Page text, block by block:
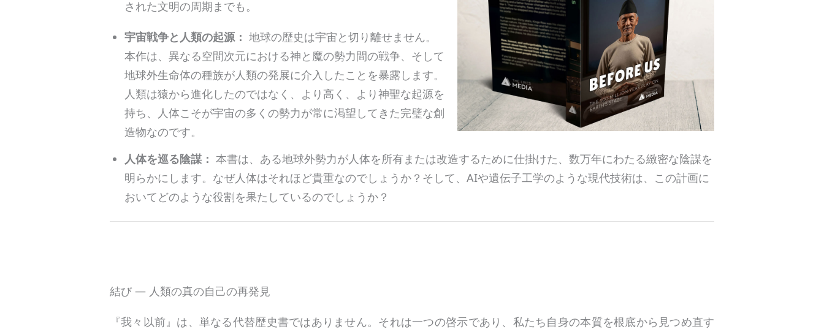
された文明の周期までも。
宇宙戦争と人類の起源： 地球の歴史は宇宙と切り離せません。
本作は、異なる空間次元における神と魔の勢力間の戦争、そして
地球外生命体の種族が人類の発展に介入したことを暴露します。
人類は猿から進化したのではなく、より高く、より神聖な起源を
持ち、人体こそが宇宙の多くの勢力が常に渇望してきた完璧な創
造物なのです。
人体を巡る陰謀： 本書は、ある地球外勢力が人体を所有または改造するために仕掛けた、数万年にわたる緻密な陰謀を
明らかにします。なぜ人体はそれほど貴重なのでしょうか？そして、AIや遺伝子工学のような現代技術は、この計画に
おいてどのような役割を果たしているのでしょうか？
結び ― 人類の真の自己の再発見
『我々以前』は、単なる代替歴史書ではありません。それは一つの啓示であり、私たち自身の本質を根底から見つめ直す